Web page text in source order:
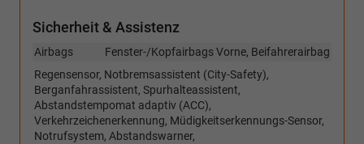
Sicherheit & Assistenz
Fenster-/Kopfairbags Vorne, Beifahrerairbag
Airbags
Regensensor, Notbremsassistent (City-Safety),
Berganfahrassistent, Spurhalteassistent,
Abstandstempomat adaptiv (ACC),
Verkehrzeichenerkennung, Müdigkeitserkennungs-Sensor,
Notrufsystem, Abstandswarner,